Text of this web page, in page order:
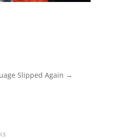
Slipped Again →